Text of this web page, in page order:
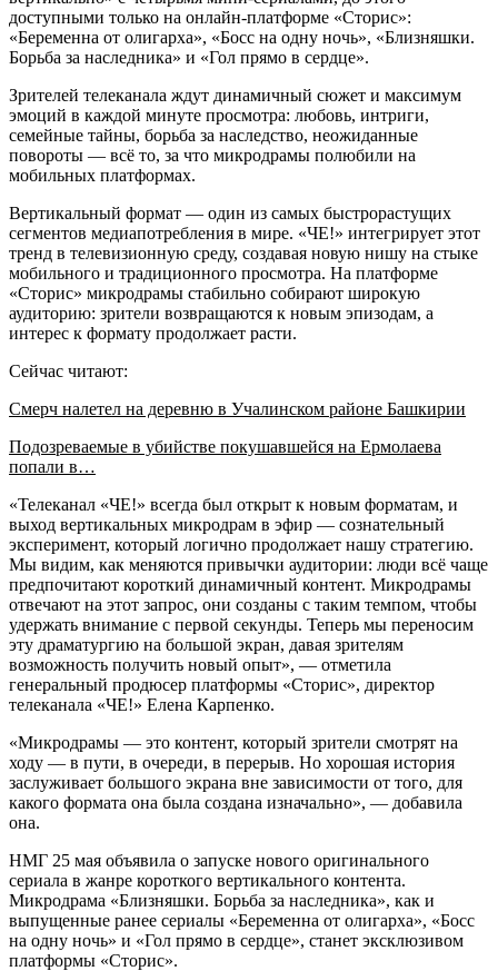
доступными только на онлайн-платформе «Сторис»:
«Беременна от олигарха», «Босс на одну ночь», «Близняшки.
Борьба за наследника» и «Гол прямо в сердце».
Зрителей телеканала ждут динамичный сюжет и максимум
эмоций в каждой минуте просмотра: любовь, интриги,
семейные тайны, борьба за наследство, неожиданные
повороты — всё то, за что микродрамы полюбили на
мобильных платформах.
Вертикальный формат — один из самых быстрорастущих
сегментов медиапотребления в мире. «ЧЕ!» интегрирует этот
тренд в телевизионную среду, создавая новую нишу на стыке
мобильного и традиционного просмотра. На платформе
«Сторис» микродрамы стабильно собирают широкую
аудиторию: зрители возвращаются к новым эпизодам, а
интерес к формату продолжает расти.
Сейчас читают:
Смерч налетел на деревню в Учалинском районе Башкирии
Подозреваемые в убийстве покушавшейся на Ермолаева
попали в…
«Телеканал «ЧЕ!» всегда был открыт к новым форматам, и
выход вертикальных микродрам в эфир — сознательный
эксперимент, который логично продолжает нашу стратегию.
Мы видим, как меняются привычки аудитории: люди всё чаще
предпочитают короткий динамичный контент. Микродрамы
отвечают на этот запрос, они созданы с таким темпом, чтобы
удержать внимание с первой секунды. Теперь мы переносим
эту драматургию на большой экран, давая зрителям
возможность получить новый опыт», — отметила
генеральный продюсер платформы «Сторис», директор
телеканала «ЧЕ!» Елена Карпенко.
«Микродрамы — это контент, который зрители смотрят на
ходу — в пути, в очереди, в перерыв. Но хорошая история
заслуживает большого экрана вне зависимости от того, для
какого формата она была создана изначально», — добавила
она.
НМГ 25 мая объявила о запуске нового оригинального
сериала в жанре короткого вертикального контента.
Микродрама «Близняшки. Борьба за наследника», как и
выпущенные ранее сериалы «Беременна от олигарха», «Босс
на одну ночь» и «Гол прямо в сердце», станет эксклюзивом
платформы «Сторис».